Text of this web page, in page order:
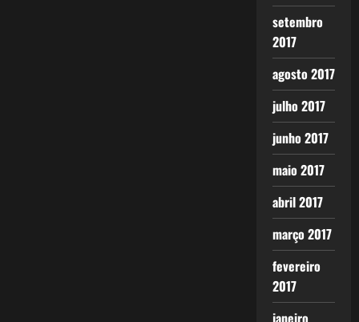
setembro
2017
agosto 2017
julho 2017
junho 2017
maio 2017
abril 2017
março 2017
fevereiro
2017
janeiro